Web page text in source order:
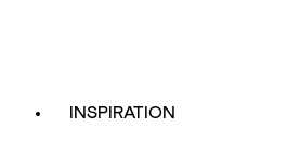
INSPIRATION